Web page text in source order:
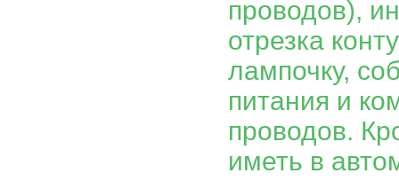
проводов),
отрезка
лампочку,
питания и
проводов.
иметь в